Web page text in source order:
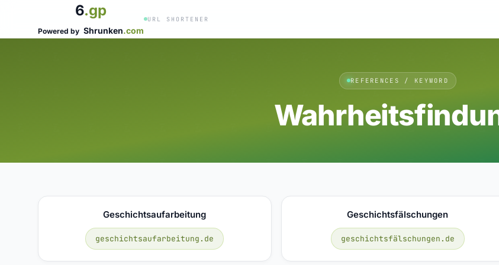
6.gp
Powered by Shrunken.com
URL SHORTENER
REFERENCES / KEYWORD
Geschichtsaufarbeitung
geschichtsaufarbeitung.de
Geschichtsfälschungen
geschichtsfälschungen.de